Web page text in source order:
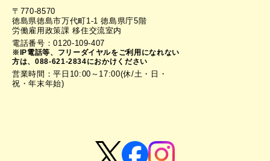
〒770-8570
徳島県徳島市万代町1-1 徳島県庁5階
労働雇用政策課 移住交流室内
電話番号：0120-109-407
※IP電話等、フリーダイヤルをご利用になれない
方は、088-621-2834におかけください
営業時間：平日10:00～17:00(休/土・日・
祝・年末年始)